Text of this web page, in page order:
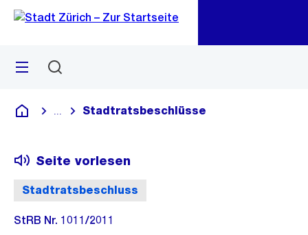
Navigation
Sprunglink
Menü
Deutsch
Blende alle Breadcrumbs ein
Stadtratsbeschlüsse
Stadtratsbeschluss
Seite vorlesen
StRB Nr. 1011/2011